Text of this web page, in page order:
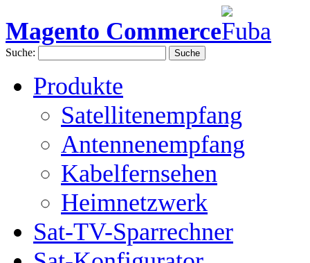
Magento Commerce
Suche: Suche
Produkte
Satellitenempfang
Antennenempfang
Kabelfernsehen
Heimnetzwerk
Sat-TV-Sparrechner